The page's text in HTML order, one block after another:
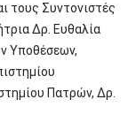
τους Συντονιστές
Δρ. Ευθαλία
Υποθέσεων,
Πατρών, Δρ.